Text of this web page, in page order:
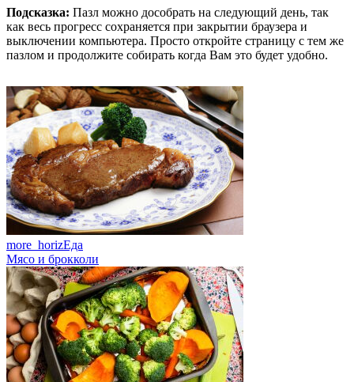
Подсказка: Пазл можно дособрать на следующий день, так
как весь прогресс сохраняется при закрытии браузера и
выключении компьютера. Просто откройте страницу с тем же
пазлом и продолжите собирать когда Вам это будет удобно.
more_horizЕда
Мясо и брокколи